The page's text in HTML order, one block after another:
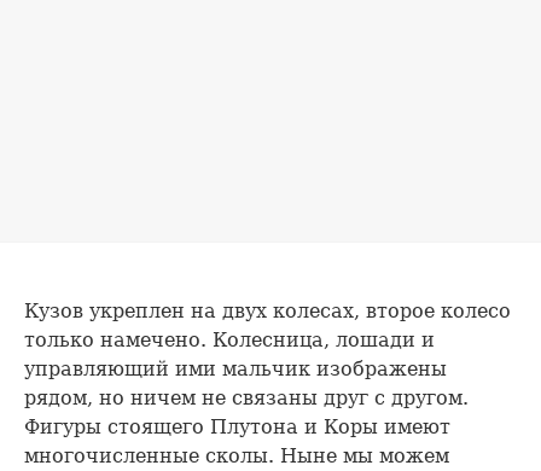
Кузов укреплен на двух колесах, второе колесо
только намечено. Колесница, лошади и
управляющий ими мальчик изображены
рядом, но ничем не связаны друг с другом.
Фигуры стоящего Плутона и Коры имеют
многочисленные сколы. Ныне мы можем